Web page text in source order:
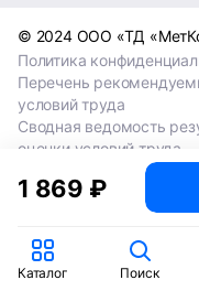
1 869 ₽
© 2024 ООО «ТД
Политика
Перечень
условий труда
Сводная ведомость
оценки условий труда
Сводная ведомость
оценки условий труда
Сводная ведомость
оценки условий труда
Каталог Поиск